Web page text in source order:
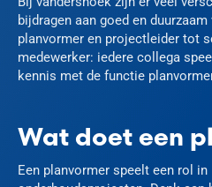
bijdragen aan goed en
planvormer en projectleider tot
medewerker: iedere collega
kennis met de functie
Wat doet een
Een planvormer speelt een rol